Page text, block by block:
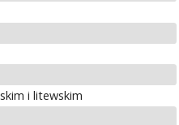
i litewskim